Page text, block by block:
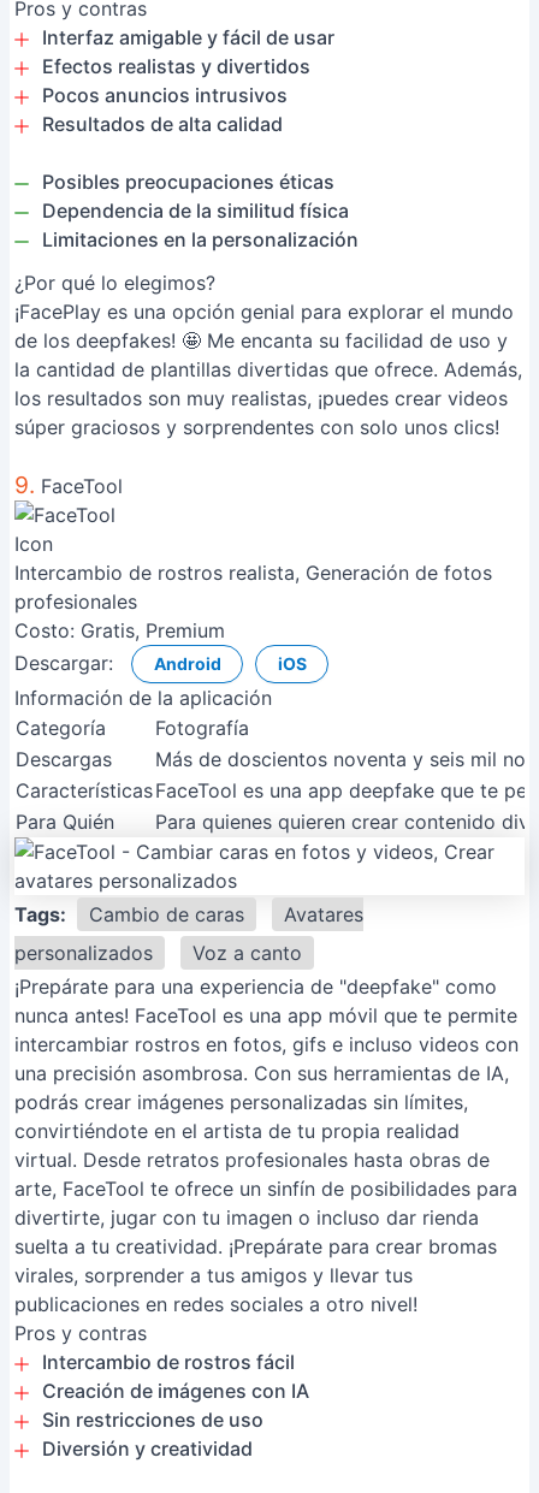
Pros y contras
Interfaz amigable y fácil de usar
Efectos realistas y divertidos
Pocos anuncios intrusivos
Resultados de alta calidad
Posibles preocupaciones éticas
Dependencia de la similitud física
Limitaciones en la personalización
¿Por qué lo elegimos?
¡FacePlay es una opción genial para explorar el mundo
de los deepfakes! 🤩 Me encanta su facilidad de uso y
la cantidad de plantillas divertidas que ofrece. Además,
los resultados son muy realistas, ¡puedes crear videos
súper graciosos y sorprendentes con solo unos clics!
9. FaceTool
Intercambio de rostros realista, Generación de fotos
profesionales
Costo: Gratis, Premium
Descargar:
Android iOS
Información de la aplicación
Categoría
Fotografía
Descargas
Más de doscientos noventa y seis mil
CaracterísticasFaceTool es una app deepfake que te
Para Quién
Para quienes quieren crear contenido
Tags: Cambio de caras
Avatares
personalizados
Voz a canto
¡Prepárate para una experiencia de "deepfake" como
nunca antes! FaceTool es una app móvil que te permite
intercambiar rostros en fotos, gifs e incluso videos con
una precisión asombrosa. Con sus herramientas de IA,
podrás crear imágenes personalizadas sin límites,
convirtiéndote en el artista de tu propia realidad
virtual. Desde retratos profesionales hasta obras de
arte, FaceTool te ofrece un sinfín de posibilidades para
divertirte, jugar con tu imagen o incluso dar rienda
suelta a tu creatividad. ¡Prepárate para crear bromas
virales, sorprender a tus amigos y llevar tus
publicaciones en redes sociales a otro nivel!
Pros y contras
Intercambio de rostros fácil
Creación de imágenes con IA
Sin restricciones de uso
Diversión y creatividad